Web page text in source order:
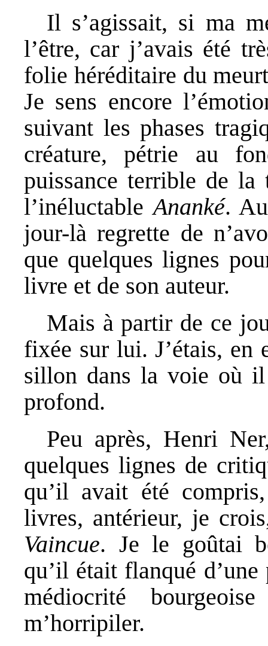
Il s’agissait, si ma
l’être, car j’avais été
folie héréditaire du
Je sens encore
suivant les phases
créature, pétrie au
puissance terrible de
l’inéluctableAnanké.
jour-là regrette de
que quelques lignes
livre et de son auteur.
Mais à partir de ce
fixée sur lui. J’étais, en
sillon dans la voie où
profond.
Peu après, Henri
quelques lignes de
qu’il avait été
livres, antérieur, je
Vaincue. Je le goûtai
qu’il était flanqué
médiocrité
m’horripiler.